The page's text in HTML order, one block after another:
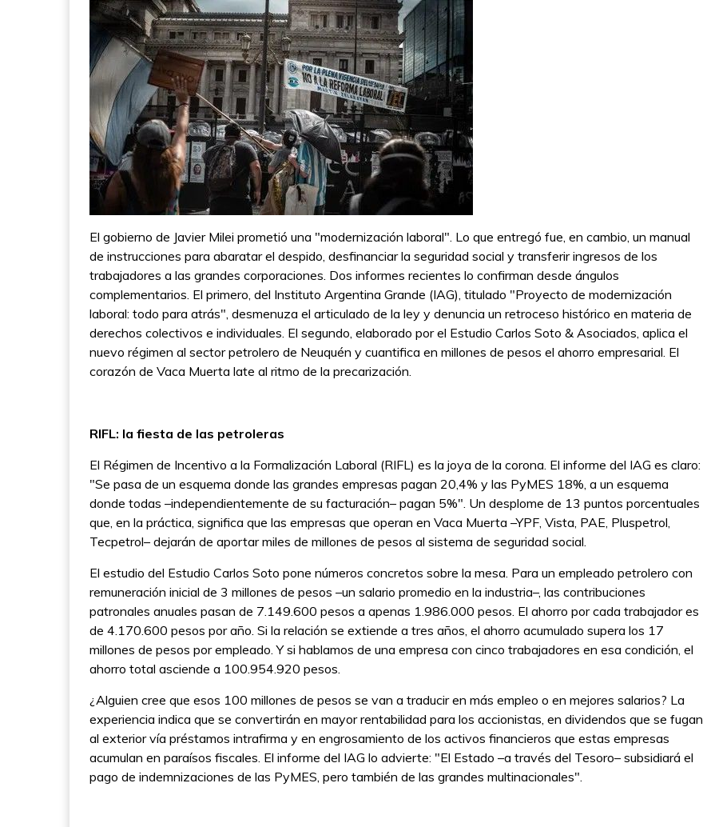
El gobierno de Javier Milei prometió una "modernización laboral". Lo que entregó fue, en cambio, un manual
de instrucciones para abaratar el despido, desfinanciar la seguridad social y transferir ingresos de los
trabajadores a las grandes corporaciones. Dos informes recientes lo confirman desde ángulos
complementarios. El primero, del Instituto Argentina Grande (IAG), titulado "Proyecto de modernización
laboral: todo para atrás", desmenuza el articulado de la ley y denuncia un retroceso histórico en materia de
derechos colectivos e individuales. El segundo, elaborado por el Estudio Carlos Soto & Asociados, aplica el
nuevo régimen al sector petrolero de Neuquén y cuantifica en millones de pesos el ahorro empresarial. El
corazón de Vaca Muerta late al ritmo de la precarización.
RIFL: la fiesta de las petroleras
El Régimen de Incentivo a la Formalización Laboral (RIFL) es la joya de la corona. El informe del IAG es claro:
"Se pasa de un esquema donde las grandes empresas pagan 20,4% y las PyMES 18%, a un esquema
donde todas –independientemente de su facturación– pagan 5%". Un desplome de 13 puntos porcentuales
que, en la práctica, significa que las empresas que operan en Vaca Muerta –YPF, Vista, PAE, Pluspetrol,
Tecpetrol– dejarán de aportar miles de millones de pesos al sistema de seguridad social.
El estudio del Estudio Carlos Soto pone números concretos sobre la mesa. Para un empleado petrolero con
remuneración inicial de 3 millones de pesos –un salario promedio en la industria–, las contribuciones
patronales anuales pasan de 7.149.600 pesos a apenas 1.986.000 pesos. El ahorro por cada trabajador es
de 4.170.600 pesos por año. Si la relación se extiende a tres años, el ahorro acumulado supera los 17
millones de pesos por empleado. Y si hablamos de una empresa con cinco trabajadores en esa condición, el
ahorro total asciende a 100.954.920 pesos.
¿Alguien cree que esos 100 millones de pesos se van a traducir en más empleo o en mejores salarios? La
experiencia indica que se convertirán en mayor rentabilidad para los accionistas, en dividendos que se fugan
al exterior vía préstamos intrafirma y en engrosamiento de los activos financieros que estas empresas
acumulan en paraísos fiscales. El informe del IAG lo advierte: "El Estado –a través del Tesoro– subsidiará el
pago de indemnizaciones de las PyMES, pero también de las grandes multinacionales".